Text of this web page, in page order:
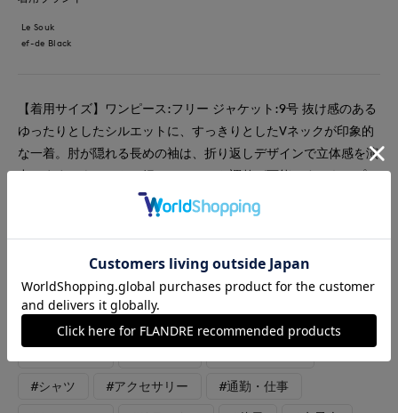
Le Souk
ef-de Black
【着用サイズ】ワンピース:フリー ジャケット:9号 抜け感のある
ゆったりとしたシルエットに、すっきりとしたVネックが印象的
な一着。肘が隠れる長めの袖は、折り返しデザインで立体感を演
出します。ウエストは紐でシルエット調整が可能です。キュプラ
特有の上品な光沢感にリネンのナチュラルなスラブ感を併せ持っ
た、ハリと清涼感を兼ね備えた高級感のある素材です。同素材の
ジャケットは、シャツ感覚でさっと羽織れるライトジャケット。
ステッチアレンジやアウトポケットのワークテイストディテール
を効かせ、ウエストのドロストでシルエットアレンジも楽しめま
す。
#シャツ #アクセサリー #通勤・仕事